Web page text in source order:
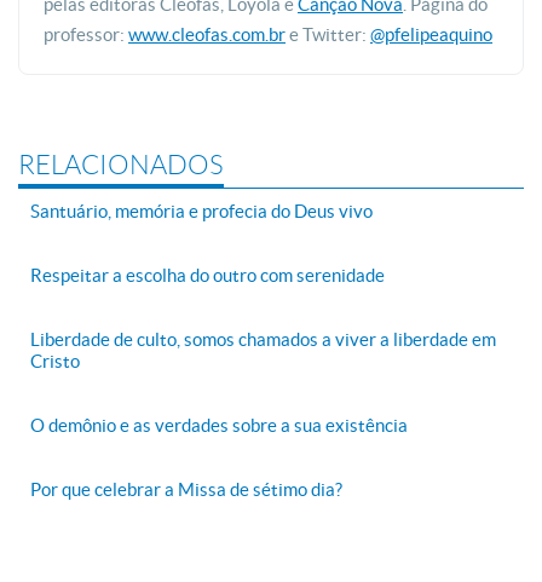
professor: www.cleofas.com.bre Twitter: @pfelipeaquino
RELACIONADOS
Santuário, memória e profecia do Deus vivo
Respeitar a escolha do outro com serenidade
Liberdade de culto, somos chamados a viver a liberdade em
Cristo
O demônio e as verdades sobre a sua existência
Por que celebrar a Missa de sétimo dia?